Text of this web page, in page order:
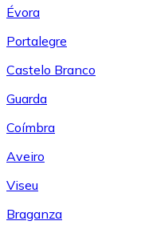
Évora
Portalegre
Castelo Branco
Guarda
Coímbra
Aveiro
Viseu
Braganza